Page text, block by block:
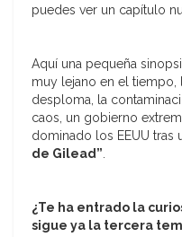
puedes ver un capítulo
Aquí una pequeña
muy lejano en el tiempo,
desploma, la
caos, un gobierno
dominado los EEUU tras
de Gilead”
¿Te ha entrado la
sigue ya la tercera